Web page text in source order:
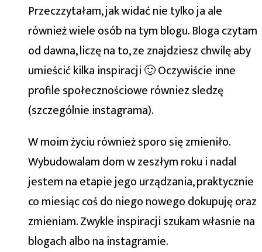
Przeczzytałam, jak widać nie tylko ja ale
również wiele osób na tym blogu. Bloga czytam
od dawna, liczę na to, ze znajdziesz chwilę aby
umieścić kilka inspiracji 🙂 Oczywiście inne
profile społecznościowe równiez sledzę
(szczególnie instagrama).
W moim życiu również sporo się zmieniło.
Wybudowalam dom w zeszłym roku i nadal
jestem na etapie jego urządzania, praktycznie
co miesiąc coś do niego nowego dokupuję oraz
zmieniam. Zwykle inspiracji szukam własnie na
blogach albo na instagramie.